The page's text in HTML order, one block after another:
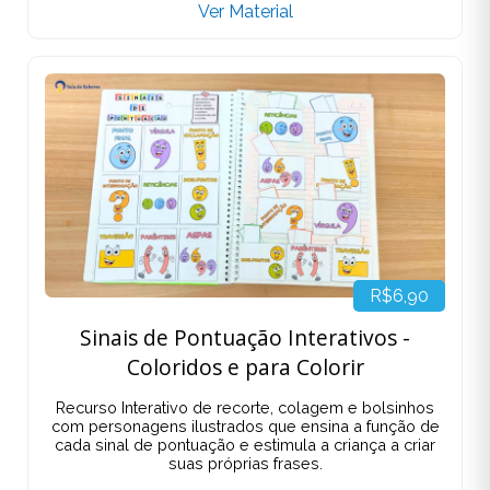
Ver Material
R$6,90
Sinais de Pontuação Interativos -
Coloridos e para Colorir
Recurso Interativo de recorte, colagem e bolsinhos
com personagens ilustrados que ensina a função de
cada sinal de pontuação e estimula a criança a criar
suas próprias frases.